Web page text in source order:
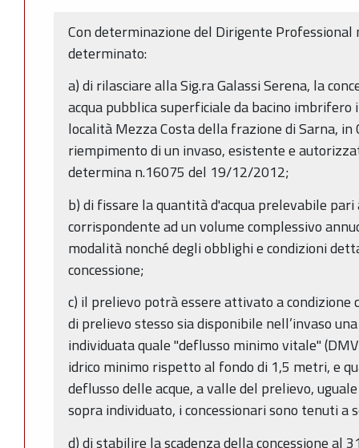
Con determinazione del Dirigente
determinato:
a) di rilasciare alla Sig.ra Galassi Serena, la
acqua pubblica superficiale da bacino imbrifero
località Mezza Costa della frazione di Sarna, in
riempimento di un invaso, esistente e
determina n.16075 del 19/12/2012;
b) di fissare la quantità d'acqua prelevabile
corrispondente ad un volume complessivo
modalità nonché degli obblighi e condizioni
concessione;
c) il prelievo potrà essere attivato a condizione
di prelievo stesso sia disponibile nell’invaso
individuata quale "deflusso minimo vitale"
idrico minimo rispetto al fondo di 1,5 metri, e
deflusso delle acque, a valle del prelievo,
sopra individuato, i concessionari sono tenuti a
d) di stabilire la scadenza della concessione al